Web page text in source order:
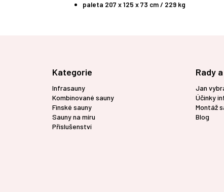
paleta 207 x 125 x 73 cm / 229 kg
Kategorie
Infrasauny
Kombinované sauny
Finské sauny
Sauny na míru
Příslušenství
Rady
Jan
Účinky
Montáž
Blog